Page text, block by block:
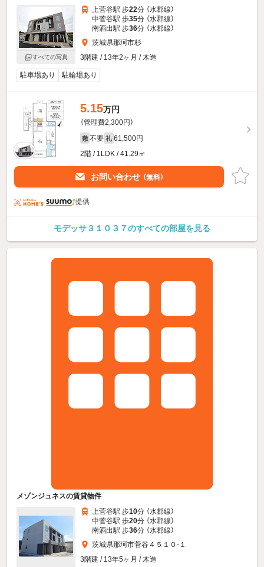
すべての写真
上菅谷駅 歩22分 （水郡線）
中菅谷駅 歩35分 （水郡線）
南酒出駅 歩36分 （水郡線）
茨城県那珂市杉
3階建 / 13年2ヶ月 / 木造
駐車場あり 駐輪場あり
5.15万円
（管理費2,300円）
敷 不要 礼 61,500円
2階 / 1LDK / 41.29㎡
お問い合わせ （無料）
提供
モデッサ３１０３７のすべての部屋を見る
メゾンジュネスの賃貸物件
上菅谷駅 歩10分 （水郡線）
中菅谷駅 歩20分 （水郡線）
南酒出駅 歩36分 （水郡線）
茨城県那珂市菅谷４５１０-１
3階建 / 13年5ヶ月 / 木造